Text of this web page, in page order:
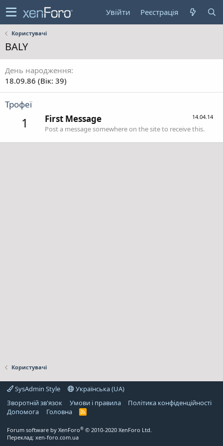
Увійти Реєстрація
Користувачі
BALY
День народження
18.09.86 (Вік: 39)
Трофеї
1 14.04.14
First Message
Post a message somewhere on the site to receive this.
Користувачі
SysAdmin Style
Українська (UA)
Зворотній зв'язок
Умови і правила
Політика конфіденційності
Дoпoмoга
Головна
R
Forum software by XenForo® © 2010-2020 XenForo Ltd.
Переклад: xen-foro.com.ua